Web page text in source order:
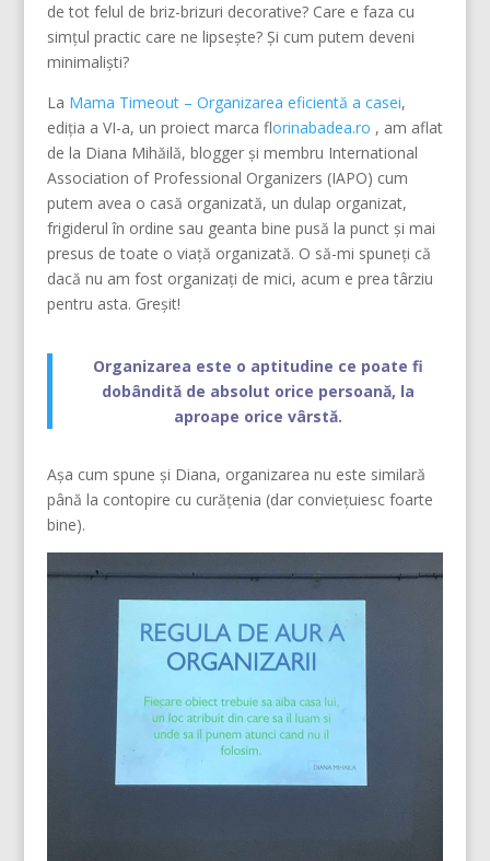
de tot felul de briz-brizuri decorative? Care e faza cu
simțul practic care ne lipsește? Și cum putem deveni
minimaliști?
La Mama Timeout – Organizarea eficientă a casei,
ediția a VI-a, un proiect marca florinabadea.ro , am aflat
de la Diana Mihăilă, blogger și membru International
Association of Professional Organizers (IAPO) cum
putem avea o casă organizată, un dulap organizat,
frigiderul în ordine sau geanta bine pusă la punct și mai
presus de toate o viață organizată. O să-mi spuneți că
dacă nu am fost organizați de mici, acum e prea târziu
pentru asta. Greșit!
Organizarea este o aptitudine ce poate fi
dobândită de absolut orice persoană, la
aproape orice vârstă.
Așa cum spune și Diana, organizarea nu este similară
până la contopire cu curățenia (dar conviețuiesc foarte
bine).